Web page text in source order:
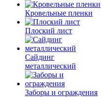
Кровельные пленки
Плоский лист
Сайдинг
металлический
Заборы и ограждения